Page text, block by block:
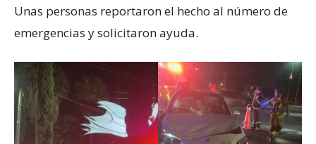
Unas personas reportaron el hecho al número de
emergencias y solicitaron ayuda.